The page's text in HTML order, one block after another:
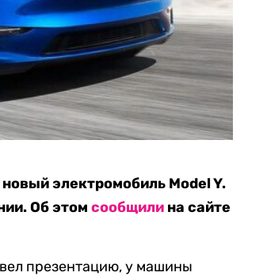
электромобиль Model Y.
Об этом сообщили на сайте
презентацию, у машины